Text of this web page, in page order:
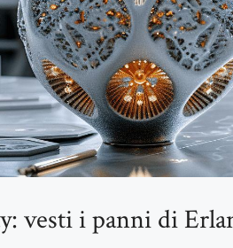
vesti i panni di